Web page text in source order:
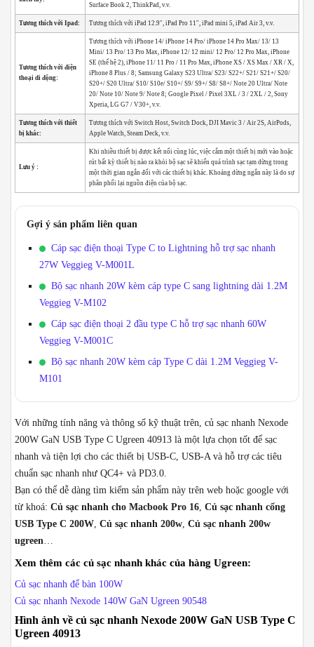
Surface Book 2, ThinkPad, v.v.
Tương thích với Ipad: Tương thích với iPad 12.9″, iPad Pro 11″, iPad mini 5, iPad Air 3, v.v.
Tương thích với điện
thoại di động:
Tương thích với iPhone 14/ iPhone 14 Pro/ iPhone 14 Pro Max/ 13/ 13
Mini/ 13 Pro/ 13 Pro Max, iPhone 12/ 12 mini/ 12 Pro/ 12 Pro Max, iPhone
SE (thế hệ 2), iPhone 11/ 11 Pro / 11 Pro Max, iPhone XS / XS Max / XR / X,
iPhone 8 Plus / 8; Samsung Galaxy S23 Ultra/ S23/ S22+/ S21/ S21+/ S20/
S20+/ S20 Ultra/ S10/ S10e/ S10+/ S9/ S9+/ S8/ S8+/ Note 20 Ultra/ Note
20/ Note 10/ Note 9/ Note 8; Google Pixel / Pixel 3XL / 3 / 2XL / 2, Sony
Xperia, LG G7 / V30+, v.v.
Tương thích với thiết
bị khác:
Tương thích với Switch Host, Switch Dock, DJI Mavic 3 / Air 2S, AirPods,
Apple Watch, Steam Deck, v.v.
Lưu ý :
Khi nhiều thiết bị được kết nối cùng lúc, việc cắm một thiết bị mới vào hoặc
rút bất kỳ thiết bị nào ra khỏi bộ sạc sẽ khiến quá trình sạc tạm dừng trong
một thời gian ngắn đối với các thiết bị khác. Khoảng dừng ngắn này là do sự
phân phối lại nguồn điện của bộ sạc.
Gợi ý sản phẩm liên quan
Cáp sạc điện thoại Type C to Lightning hỗ trợ sạc nhanh
27W Veggieg V-M001L
Bộ sạc nhanh 20W kèm cáp type C sang lightning dài 1.2M
Veggieg V-M102
Cáp sạc điện thoại 2 đầu type C hỗ trợ sạc nhanh 60W
Veggieg V-M001C
Bộ sạc nhanh 20W kèm cáp Type C dài 1.2M Veggieg V-
M101
Với những tính năng và thông số kỹ thuật trên, củ sạc nhanh Nexode
200W GaN USB Type C Ugreen 40913 là một lựa chọn tốt để sạc
nhanh và tiện lợi cho các thiết bị USB-C, USB-A và hỗ trợ các tiêu
chuẩn sạc nhanh như QC4+ và PD3.0.
Bạn có thể dễ dàng tìm kiếm sản phẩm này trên web hoặc google với
từ khoá: Củ sạc nhanh cho Macbook Pro 16, Củ sạc nhanh cổng
USB Type C 200W, Củ sạc nhanh 200w, Củ sạc nhanh 200w
ugreen…
Xem thêm các củ sạc nhanh khác của hàng Ugreen:
Củ sạc nhanh để bàn 100W
Củ sạc nhanh Nexode 140W GaN Ugreen 90548
Hình ảnh về củ sạc nhanh Nexode 200W GaN USB Type C
Ugreen 40913